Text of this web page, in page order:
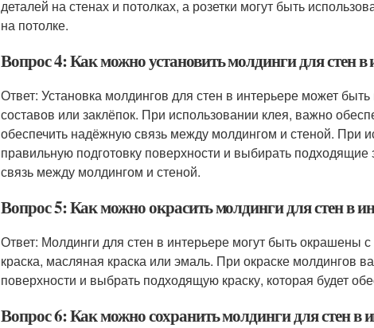
деталей на стенах и потолках, а розетки могут быть
на потолке.
Вопрос 4: Как можно установить молдинги для стен в
Ответ: Установка молдингов для стен в интерьере может
составов или заклёпок. При использовании клея, важно
обеспечить надёжную связь между молдингом и стеной. При
правильную подготовку поверхности и выбирать
связь между молдингом и стеной.
Вопрос 5: Как можно окрасить молдинги для стен в
Ответ: Молдинги для стен в интерьере могут быть окрашены
краска, масляная краска или эмаль. При окраске молдингов
поверхности и выбрать подходящую краску, которая будет
Вопрос 6: Как можно сохранить молдинги для стен в